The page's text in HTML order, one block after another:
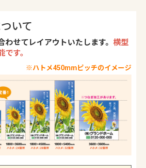
いて
わせてレイアウトいたします。 横型
す。
※ハトメ450mmピッチのイメージ